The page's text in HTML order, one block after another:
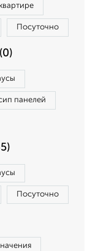
Посуточно
панелей
Посуточно